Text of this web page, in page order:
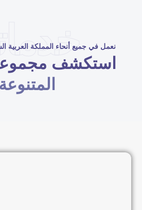
نعمل في جميع أنحاء المملكة العربية
استكشف
المتنوعة